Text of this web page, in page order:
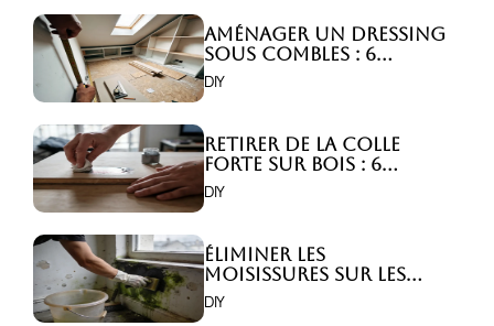
Aménager un dressing
sous combles : 6
astuces indispensables
!
DIY
Retirer de la colle
forte sur bois : 6
astuces efficaces !
DIY
Éliminer les
moisissures sur les
murs : 5 solutions
efficaces ?
DIY